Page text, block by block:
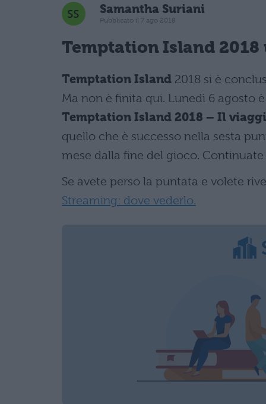
Samantha Suriani
Pubblicato il 7 ago 2018
Temptation Island 2018
Temptation Island 2018 si è
Ma non è finita qui. Lunedì 6 agosto
Temptation Island 2018 – Il
quello che è successo nella sesta
mese dalla fine del gioco.
Se avete perso la puntata e volete
Streaming: dove vederlo.